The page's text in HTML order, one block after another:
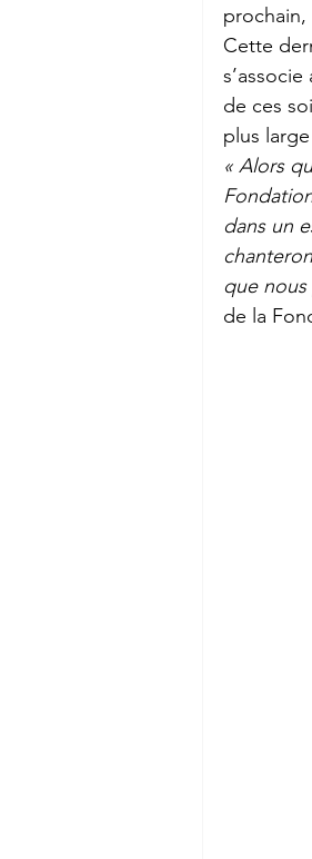
prochain,
Cette
de ces
plus
« Alors
dans un
que
de la